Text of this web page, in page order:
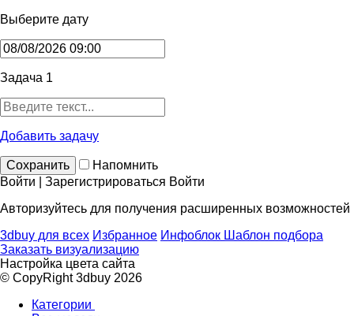
Выберите дату
Задача 1
Добавить задачу
Сохранить
Напомнить
Войти | Зарегистрироваться Войти
Авторизуйтесь для получения расширенных возможностей
3dbuy для всех Избранное Инфоблок Шаблон подбора
Заказать визуализацию
Настройка цвета сайта
© CopyRight 3dbuy 2026
Категории